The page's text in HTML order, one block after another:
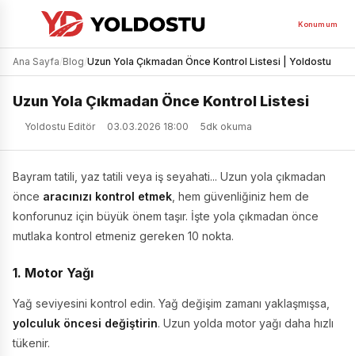
Konumum
Ana Sayfa/Blog/Uzun Yola Çıkmadan Önce Kontrol Listesi | Yoldostu
Uzun Yola Çıkmadan Önce Kontrol Listesi
Yoldostu Editör 03.03.2026 18:00 5dk okuma
Bayram tatili, yaz tatili veya iş seyahati... Uzun yola çıkmadan
önce aracınızı kontrol etmek , hem güvenliğiniz hem de
konforunuz için büyük önem taşır. İşte yola çıkmadan önce
mutlaka kontrol etmeniz gereken 10 nokta.
1. Motor Yağı
Yağ seviyesini kontrol edin. Yağ değişim zamanı yaklaşmışsa,
yolculuk öncesi değiştirin. Uzun yolda motor yağı daha hızlı
tükenir.